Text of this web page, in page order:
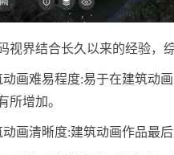
视界结合长久以来的经验，
动画难易程度:易于在建筑动
所增加。
动画清晰度:建筑动画作品最